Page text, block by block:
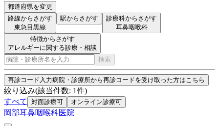
都道府県を変更
路線からさがす
東急目黒線
駅からさがす
診療科からさがす
耳鼻咽喉科
特徴からさがす
アレルギーに関する診療・相談
検索
再診コード入力病院・診療所から再診コードを受け取った方はこちら
絞り込み(該当件数: 1件)
すべて
対面診療可 オンライン診療可
岡部耳鼻咽喉科医院